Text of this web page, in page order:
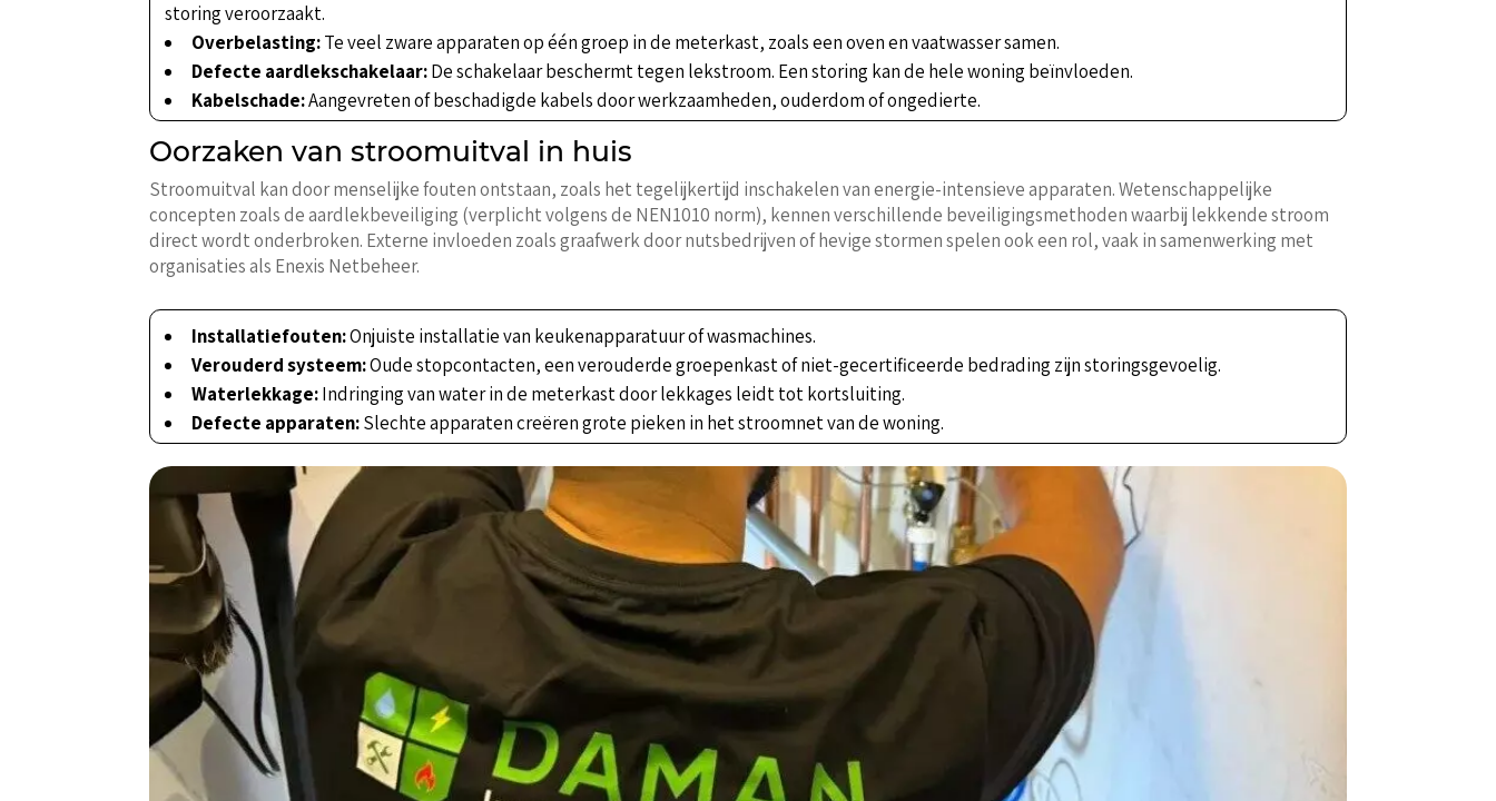
storing veroorzaakt.
Overbelasting:Te veel zware apparaten op één groep in de meterkast, zoals een oven en vaatwasser samen.
Defecte aardlekschakelaar:De schakelaar beschermt tegen lekstroom. Een storing kan de hele woning beïnvloeden.
Kabelschade:Aangevreten of beschadigde kabels door werkzaamheden, ouderdom of ongedierte.
Oorzaken van stroomuitval in huis
Stroomuitval kan door menselijke fouten ontstaan, zoals het tegelijkertijd inschakelen van energie-intensieve apparaten. Wetenschappelijke
concepten zoals de aardlekbeveiliging (verplicht volgens de NEN1010 norm), kennen verschillende beveiligingsmethoden waarbij lekkende stroom
direct wordt onderbroken. Externe invloeden zoals graafwerk door nutsbedrijven of hevige stormen spelen ook een rol, vaak in samenwerking met
organisaties als Enexis Netbeheer.
Installatiefouten:Onjuiste installatie van keukenapparatuur of wasmachines.
Verouderd systeem:Oude stopcontacten, een verouderde groepenkast of niet-gecertificeerde bedrading zijn storingsgevoelig.
Waterlekkage:Indringing van water in de meterkast door lekkages leidt tot kortsluiting.
Defecte apparaten:Slechte apparaten creëren grote pieken in het stroomnet van de woning.